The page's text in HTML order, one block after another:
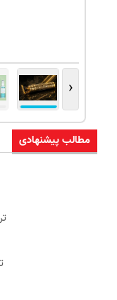
‹
مطالب پیشنهادی